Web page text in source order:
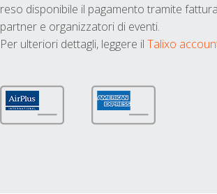
reso disponibile il pagamento tramite
partner e organizzatori di eventi.
Per ulteriori dettagli, leggere il Talixo